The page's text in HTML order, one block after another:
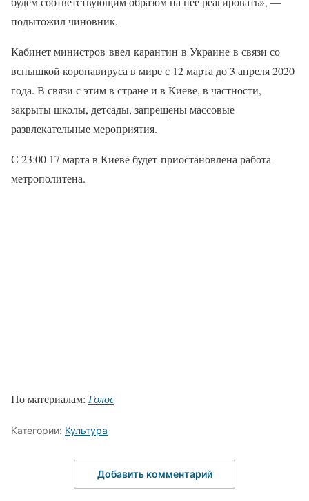
подытожил чиновник.
Кабинет министров ввел карантин в Украине в связи со
вспышкой коронавируса в мире с 12 марта до 3 апреля 2020
года. В связи с этим в стране и в Киеве, в частности,
закрыты школы, детсады, запрещены массовые
развлекательные мероприятия.
С 23:00 17 марта в Киеве будет приостановлена работа
метрополитена.
По материалам: Голос
Категории: Культура
Добавить комментарий